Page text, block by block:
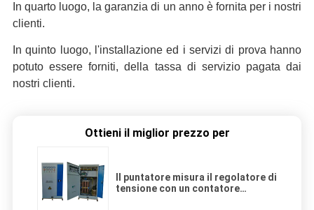
In quarto luogo, la garanzia di un anno è fornita per i nostri
clienti.
In quinto luogo, l'installazione ed i servizi di prova hanno
potuto essere forniti, della tassa di servizio pagata dai
nostri clienti.
Ottieni il miglior prezzo per
Il puntatore misura il regolatore di
tensione con un contatore